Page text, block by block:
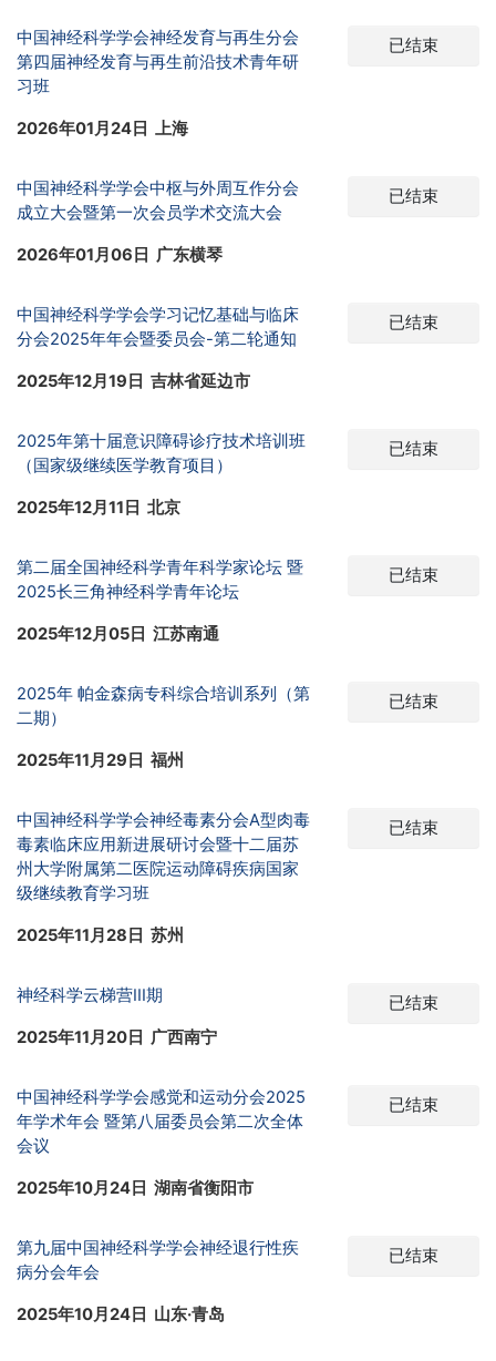
中国神经科学学会神经发育与再生分会
第四届神经发育与再生前沿技术青年研
习班
2026年01月24日 上海
已结束
中国神经科学学会中枢与外周互作分会
成立大会暨第一次会员学术交流大会
2026年01月06日 广东横琴
已结束
中国神经科学学会学习记忆基础与临床
分会2025年年会暨委员会-第二轮通知
2025年12月19日 吉林省延边市
已结束
2025年第十届意识障碍诊疗技术培训班
（国家级继续医学教育项目）
2025年12月11日 北京
已结束
第二届全国神经科学青年科学家论坛 暨
2025长三角神经科学青年论坛
2025年12月05日 江苏南通
已结束
2025年 帕金森病专科综合培训系列（第
二期）
2025年11月29日 福州
已结束
中国神经科学学会神经毒素分会A型肉毒
毒素临床应用新进展研讨会暨十二届苏
州大学附属第二医院运动障碍疾病国家
级继续教育学习班
2025年11月28日 苏州
已结束
神经科学云梯营III期
2025年11月20日 广西南宁
已结束
中国神经科学学会感觉和运动分会2025
年学术年会 暨第八届委员会第二次全体
会议
2025年10月24日 湖南省衡阳市
已结束
第九届中国神经科学学会神经退行性疾
病分会年会
2025年10月24日 山东·青岛
已结束